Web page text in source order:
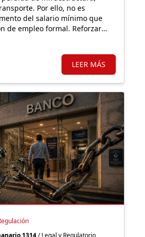
Por ello, no es
del salario mínimo que
de empleo formal. Reforzar
en obras de prevención.
LEER MÁS